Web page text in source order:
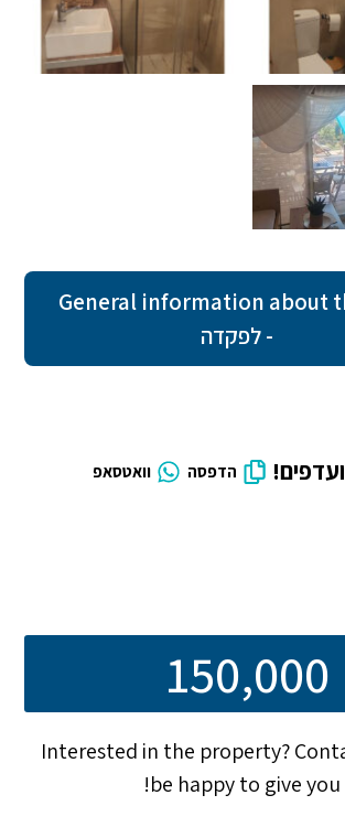
General information about
- לפקדה
הדפסה וואטסאפ
150,000
Interested in the property?
be happy to give